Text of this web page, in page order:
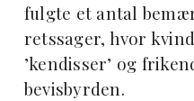
fulgte et antal
retssager, hvor
’kendisser’ og
bevisbyrden.